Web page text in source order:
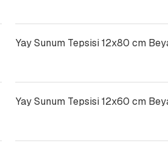
Yay Sunum Tepsisi 12x80 cm
Yay Sunum Tepsisi 12x60 cm